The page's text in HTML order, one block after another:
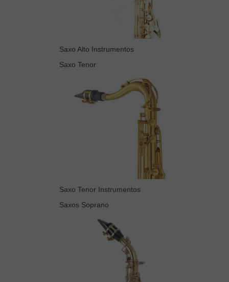
Saxo Alto Instrumentos
Saxo Tenor
Saxo Tenor Instrumentos
Saxos Soprano